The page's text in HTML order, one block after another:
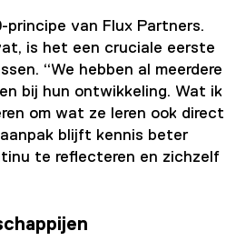
principe van Flux Partners.
is het een cruciale eerste
“We hebben al meerdere
bij hun ontwikkeling. Wat ik
om wat ze leren ook direct
blijft kennis beter
te reflecteren en zichzelf